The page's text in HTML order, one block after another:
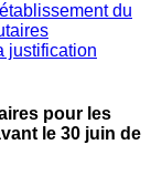
du
justification
pour les
le 30 juin de